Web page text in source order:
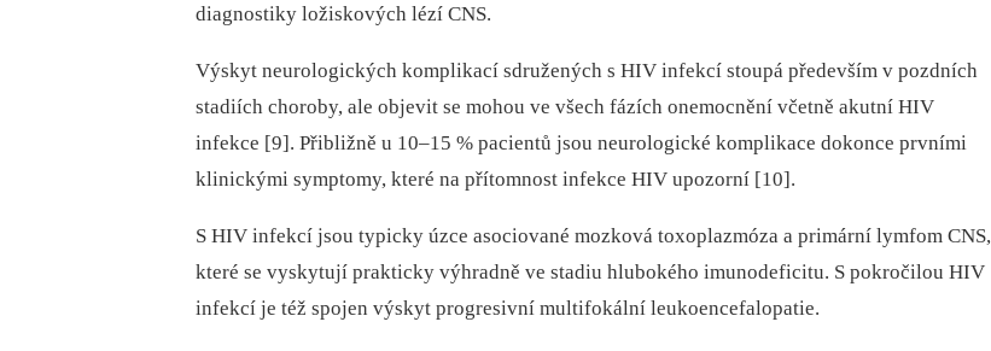
diagnostiky ložiskových lézí CNS.
Výskyt neurologických komplikací sdružených s HIV infekcí stoupá především v pozdních
stadiích choroby, ale objevit se mohou ve všech fázích onemocnění včetně akutní HIV
infekce [9]. Přibližně u 10–15 % pacientů jsou neurologické komplikace dokonce prvními
klinickými symptomy, které na přítomnost infekce HIV upozorní [10].
S HIV infekcí jsou typicky úzce asociované mozková toxoplazmóza a primární lymfom CNS,
které se vyskytují prakticky výhradně ve stadiu hlubokého imunodeficitu. S pokročilou HIV
infekcí je též spojen výskyt progresivní multifokální leukoencefalopatie.